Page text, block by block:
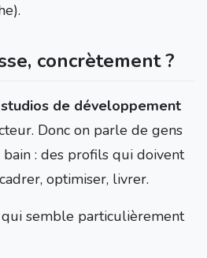
concrètement ?
studios de développement
Donc on parle de gens
: des profils qui doivent
optimiser, livrer.
qui semble particulièrement